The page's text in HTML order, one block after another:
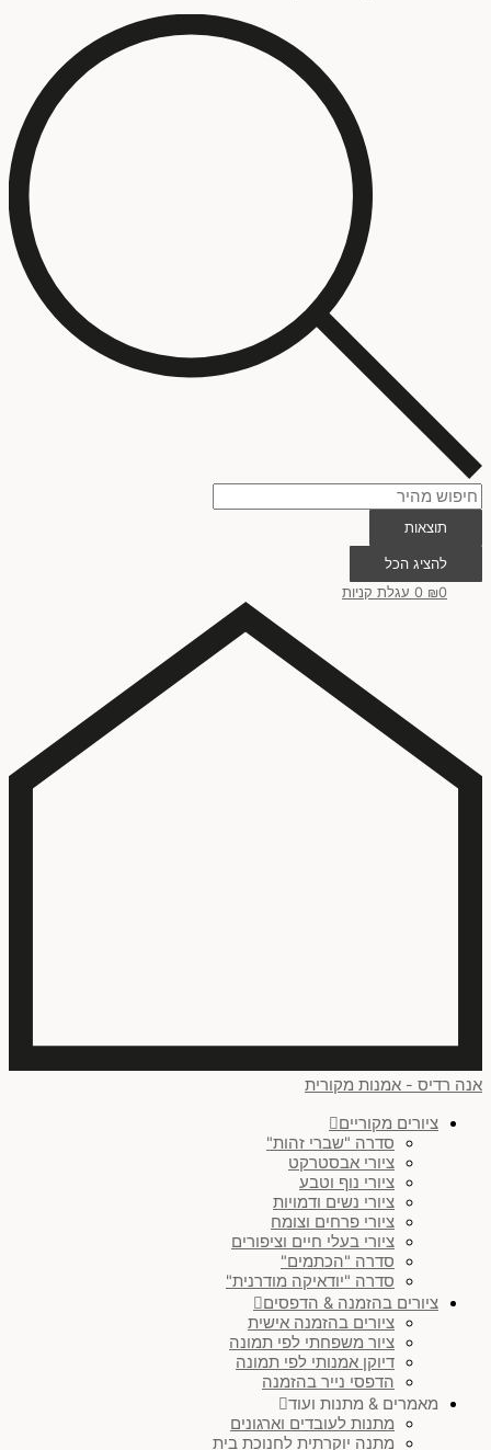
תוצאות
להציג הכל
₪0
0 עגלת קניות
אנה רדיס - אמנות מקורית
ציורים מקוריים
סדרה "שברי זהות"
ציורי אבסטרקט
ציורי נוף וטבע
ציורי נשים ודמויות
ציורי פרחים וצומח
ציורי בעלי חיים וציפורים
סדרה "הכתמים"
סדרה "יודאיקה מודרנית"
ציורים בהזמנה & הדפסים
ציורים בהזמנה אישית
ציור משפחתי לפי תמונה
דיוקן אמנותי לפי תמונה
הדפסי נייר בהזמנה
מאמרים & מתנות ועוד
מתנות לעובדים וארגונים
מתנה יוקרתית לחנוכת בית